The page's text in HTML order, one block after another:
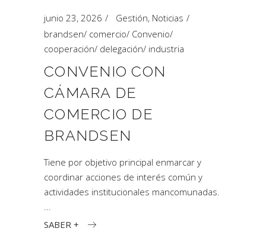
junio 23, 2026 Gestión, Noticias
brandsen/ comercio/ Convenio/
cooperación/ delegación/ industria
CONVENIO CON
CÁMARA DE
COMERCIO DE
BRANDSEN
Tiene por objetivo principal enmarcar y
coordinar acciones de interés común y
actividades institucionales mancomunadas.
SABER +